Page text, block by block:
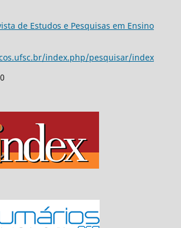
de Estudos e Pesquisas em Ensino
index.php/pesquisar/index